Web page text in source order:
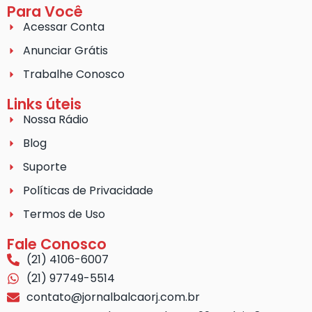
Para Você
Acessar Conta
Anunciar Grátis
Trabalhe Conosco
Links úteis
Nossa Rádio
Blog
Suporte
Políticas de Privacidade
Termos de Uso
Fale Conosco
(21) 4106-6007
(21) 97749-5514
contato@jornalbalcaorj.com.br